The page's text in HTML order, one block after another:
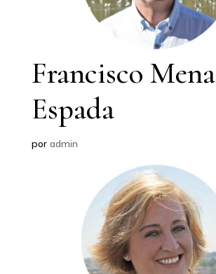
Francisco Mena
Espada
por admin